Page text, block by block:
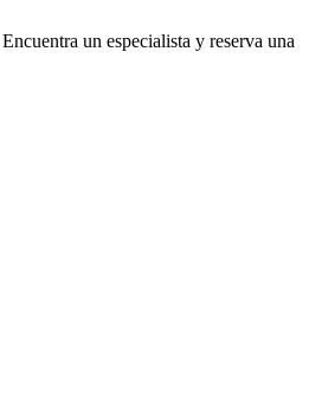
un especialista y reserva una